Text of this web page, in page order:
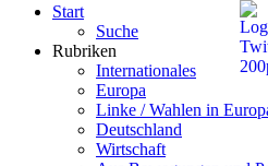
Start
Suche
Rubriken
Internationales
Europa
Linke / Wahlen in
Deutschland
Wirtschaft